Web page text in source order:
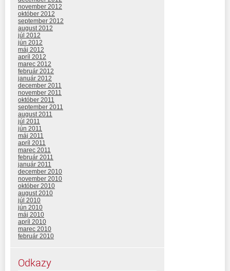
november 2012
október 2012
september 2012
august 2012
júl 2012
jún 2012
máj 2012
apríl 2012
marec 2012
február 2012
január 2012
december 2011
november 2011
október 2011
september 2011
august 2011
júl 2011
jún 2011
máj 2011
apríl 2011
marec 2011
február 2011
január 2011
december 2010
november 2010
október 2010
august 2010
júl 2010
jún 2010
máj 2010
apríl 2010
marec 2010
február 2010
Odkazy